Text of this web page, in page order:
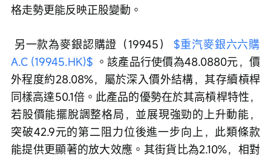
格走勢更能反映正股變動。
另一款為麥銀認購證（19945） $重汽麥銀六六購
A.C (19945.HK)$ 。該產品行使價為48.0880元，價
外程度約28.08%，屬於深入價外結構，其存續槓桿
同樣高達50.1倍。此產品的優勢在於其高槓桿特性，
若股價能擺脫調整格局，並展現強勁的上升動能，
突破42.9元的第二阻力位後進一步向上，此類條款
能提供更顯著的放大效應。其街貨比為2.10%，相對